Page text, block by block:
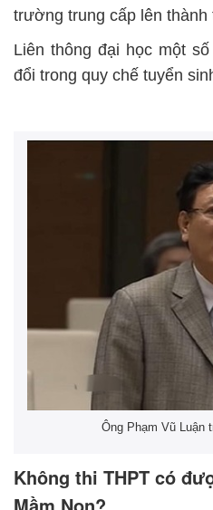
trường trung cấp lên
Liên thông đại học một
đổi trong quy chế tuyển
Ông Phạm Vũ Luận
Không thi THPT có